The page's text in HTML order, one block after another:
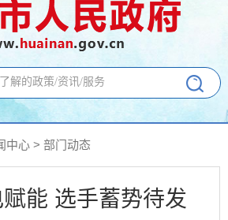
中心 > 部门动态
能 选手蓄势待发